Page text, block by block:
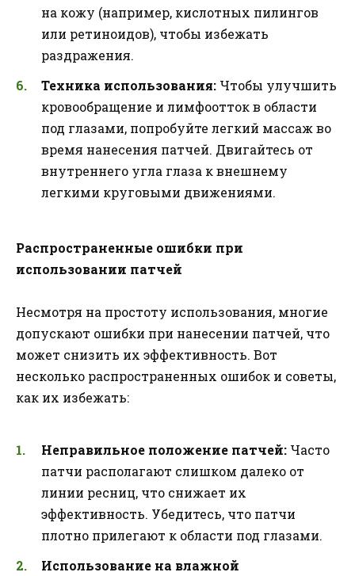
на кожу (например, кислотных пилингов
или ретиноидов), чтобы избежать
раздражения.
Техника использования: Чтобы улучшить
кровообращение и лимфоотток в области
под глазами, попробуйте легкий массаж во
время нанесения патчей. Двигайтесь от
внутреннего угла глаза к внешнему
легкими круговыми движениями.
Распространенные ошибки при
использовании патчей
Несмотря на простоту использования, многие
допускают ошибки при нанесении патчей, что
может снизить их эффективность. Вот
несколько распространенных ошибок и советы,
как их избежать:
Неправильное положение патчей: Часто
патчи располагают слишком далеко от
линии ресниц, что снижает их
эффективность. Убедитесь, что патчи
плотно прилегают к области под глазами.
Использование на влажной